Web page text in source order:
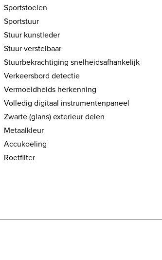
Sportstoelen
Sportstuur
Stuur kunstleder
Stuur verstelbaar
Stuurbekrachtiging snelheidsafhankelijk
Verkeersbord detectie
Vermoeidheids herkenning
Volledig digitaal instrumentenpaneel
Zwarte (glans) exterieur delen
Metaalkleur
Accukoeling
Roetfilter